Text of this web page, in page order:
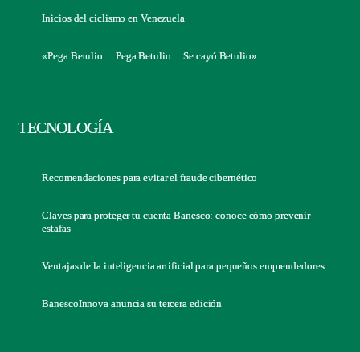
Inicios del ciclismo en Venezuela
«Pega Betulio… Pega Betulio… Se cayó Betulio»
TECNOLOGÍA
Recomendaciones para evitar el fraude cibernético
Claves para proteger tu cuenta Banesco: conoce cómo prevenir
estafas
Ventajas de la inteligencia artificial para pequeños emprendedores
BanescoInnova anuncia su tercera edición